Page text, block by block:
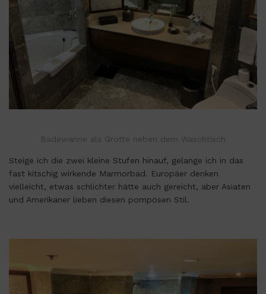
Badewanne als Grotte neben dem Waschtisch
Steige ich die zwei kleine Stufen hinauf, gelange ich in das
fast kitschig wirkende Marmorbad. Europäer denken
vielleicht, etwas schlichter hätte auch gereicht, aber Asiaten
und Amerikaner lieben diesen pompösen Stil.